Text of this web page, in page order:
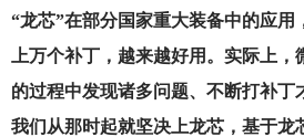
“龙芯”在部分国家重大装备中的应用
上万个补丁，越来越好用。实际上，
的过程中发现诸多问题、不断打补丁
我们从那时起就坚决上龙芯，基于龙